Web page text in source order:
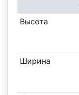
Высота
Ширина